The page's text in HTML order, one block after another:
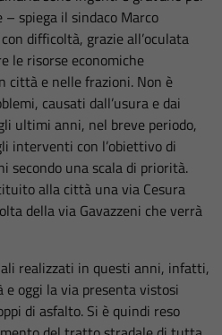
spiega il sindaco Marco
difficoltà, grazie all’oculata
le risorse economiche
città e nelle frazioni. Non è
causati dall’usura e dai
ultimi anni, nel breve periodo,
interventi con l’obiettivo di
secondo una scala di priorità.
alla città una via Cesura
della via Gavazzeni che verrà
realizzati in questi anni, infatti,
oggi la via presenta vistosi
di asfalto. Si è quindi reso